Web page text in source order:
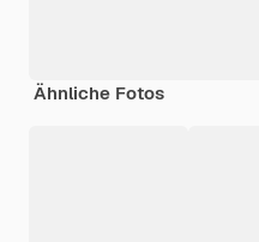
Ähnliche Fotos